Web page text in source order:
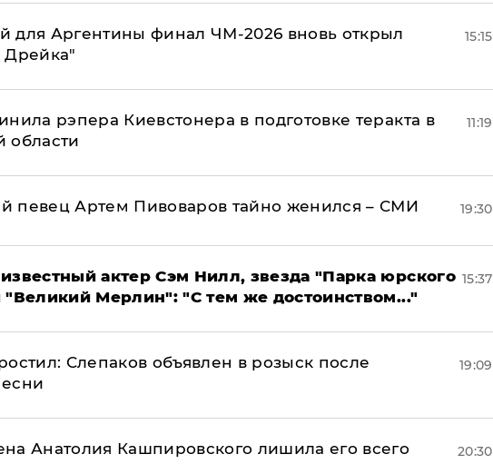
для Аргентины финал ЧМ-2026 вновь открыл
Дрейка"
15:15
рэпера Киевстонера в подготовке теракта в
области
11:19
певец Артем Пивоваров тайно женился – СМИ 19:30
актер Сэм Нилл, звезда "Парка юрского
"Великий Мерлин": "С тем же достоинством..."
15:37
Слепаков объявлен в розыск после
19:09
Анатолия Кашпировского лишила его всего
20:30